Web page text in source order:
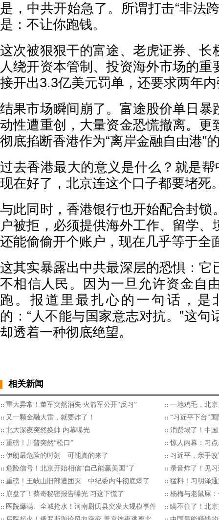
是，中共开始急了。所谓打击“非法
是：不让你跑钱。
这次被狠狠干的富途、老虎证券、长
人绕开资本管制、投资海外市场的重
接开出3.3亿美元罚单，还要求两年
结果市场瞬间崩了。富途股价单日暴
动性遭重创，大量资金恐慌撤离。更
彻底掐断香港作为“离岸金融自由港”
过去香港最大的意义是什么？就是帮
现在好了，北京连这个口子都要堵死
与此同时，香港银行也开始配合封锁
户被拒，必须提供海外工作、留学、
还能偷偷开个账户，现在几乎等于全
这其实暴露出中共最深层的恐惧：它
不相信人民。因为一旦允许资金自
跑。报道里最扎心的一句话，是
的：“人不能与国家意志对抗。”这句
却透着一种彻底绝望。
相关新闻
重大异常！董军突然消失 火箭军公开“反习”
一地鸡毛，北
又一颗金融大雷，就要炸了！
“习近平下台”
北大深夜突然换帅 内幕曝光
消费塌了！中
重磅！川普突然“松口”
惊人内幕：习
伊朗最危险的时刻 可能真的来了
习近平，亲手
危险信号！北京开始相信“自己能赢美国”了
录音炸了！见
重磅！王岐山旧部遭团灭 中纪委内斗彻底爆了
猛料！习明泽
崩盘了！蔡奇秘密报告曝光 习这下慌了
杨梅与老鼠屎
医院爆满、全城抢水！河南尉氏县突发大规模事件
瞒不住了！北